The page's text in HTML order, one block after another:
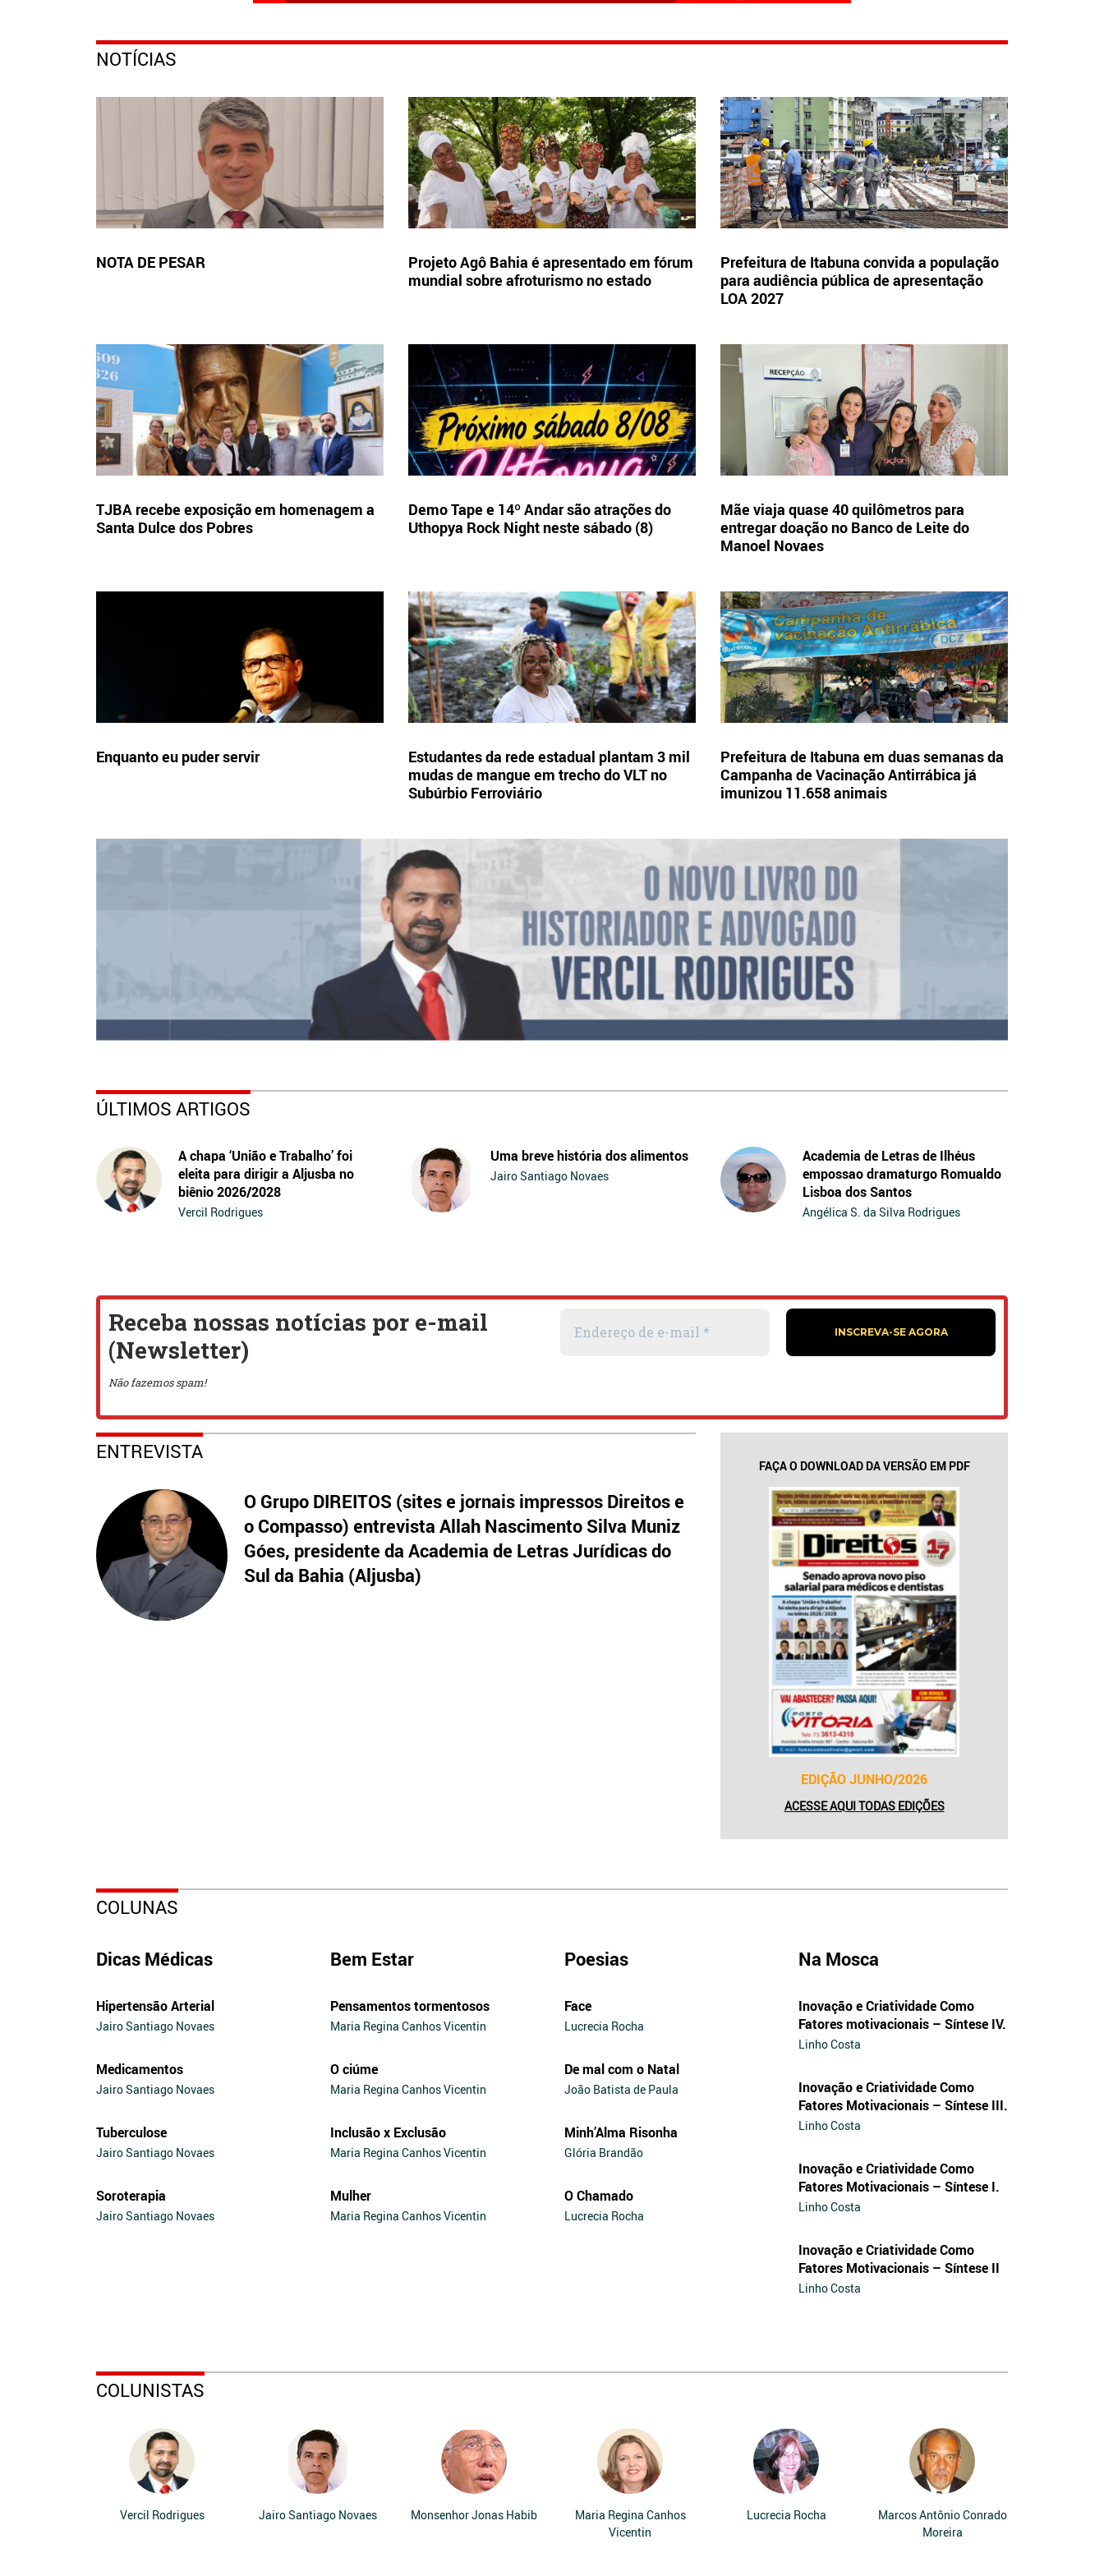
NOTÍCIAS
NOTA DE PESAR
Projeto Agô Bahia é apresentado em fórum
mundial sobre afroturismo no estado
Prefeitura de Itabuna convida a população
para audiência pública de apresentação
LOA 2027
TJBA recebe exposição em homenagem a
Santa Dulce dos Pobres
Demo Tape e 14º Andar são atrações do
Uthopya Rock Night neste sábado (8)
Mãe viaja quase 40 quilômetros para
entregar doação no Banco de Leite do
Manoel Novaes
Enquanto eu puder servir
Estudantes da rede estadual plantam 3 mil
mudas de mangue em trecho do VLT no
Subúrbio Ferroviário
Prefeitura de Itabuna em duas semanas da
Campanha de Vacinação Antirrábica já
imunizou 11.658 animais
ÚLTIMOS ARTIGOS
A chapa ‘União e Trabalho’ foi
eleita para dirigir a Aljusba no
biênio 2026/2028
Vercil Rodrigues
Uma breve história dos alimentos
Jairo Santiago Novaes
Academia de Letras de Ilhéus
empossao dramaturgo Romualdo
Lisboa dos Santos
Angélica S. da Silva Rodrigues
ENTREVISTA
O Grupo DIREITOS (sites e jornais impressos Direitos e
o Compasso) entrevista Allah Nascimento Silva Muniz
Góes, presidente da Academia de Letras Jurídicas do
Sul da Bahia (Aljusba)
FAÇA O DOWNLOAD DA VERSÃO EM PDF
EDIÇÃO JUNHO/2026
ACESSE AQUI TODAS EDIÇÕES
COLUNAS
Dicas Médicas
Hipertensão Arterial
Jairo Santiago Novaes
Medicamentos
Jairo Santiago Novaes
Tuberculose
Jairo Santiago Novaes
Soroterapia
Jairo Santiago Novaes
Bem Estar
Pensamentos tormentosos
Maria Regina Canhos Vicentin
O ciúme
Maria Regina Canhos Vicentin
Inclusão x Exclusão
Maria Regina Canhos Vicentin
Mulher
Maria Regina Canhos Vicentin
Poesias
Face
Lucrecia Rocha
De mal com o Natal
João Batista de Paula
Minh’Alma Risonha
Glória Brandão
O Chamado
Lucrecia Rocha
Na Mosca
Inovação e Criatividade Como
Fatores motivacionais – Síntese IV.
Linho Costa
Inovação e Criatividade Como
Fatores Motivacionais – Síntese III.
Linho Costa
Inovação e Criatividade Como
Fatores Motivacionais – Síntese I.
Linho Costa
Inovação e Criatividade Como
Fatores Motivacionais – Síntese II
Linho Costa
COLUNISTAS
Vercil Rodrigues Jairo Santiago Novaes Monsenhor Jonas Habib
Maria Regina Canhos
Vicentin
Lucrecia Rocha
Marcos Antônio Conrado
Moreira